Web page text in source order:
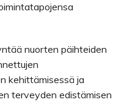
nuorten päihteiden
kehittämisessä ja
terveyden edistämisen